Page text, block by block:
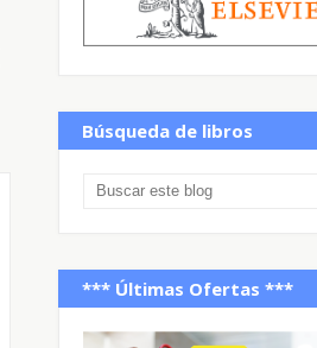
Búsqueda de libros
*** Últimas Ofertas ***